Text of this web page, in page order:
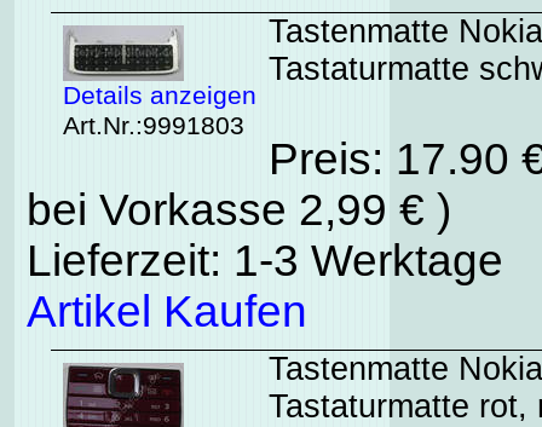
Details anzeigen
Art.Nr.:9991803
Tastenmatte
Tastaturmatte
Preis: 17.90
bei Vorkasse 2,99 € )
Lieferzeit: 1-3 Werktage
Artikel Kaufen
Tastenmatte
Tastaturmatte rot,